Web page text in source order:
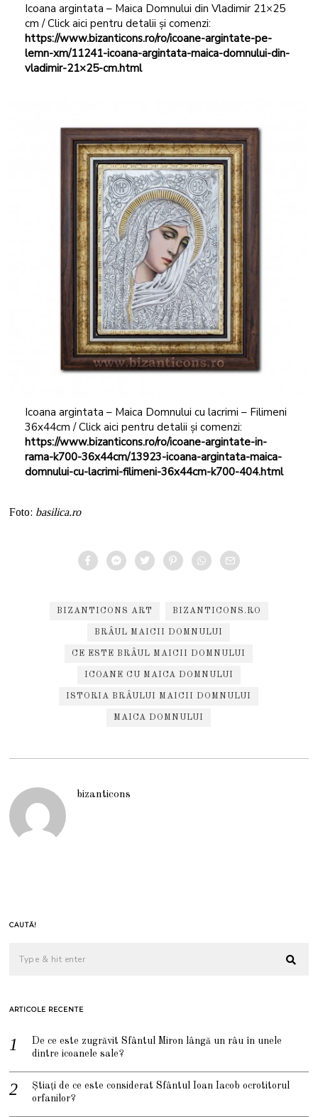
Icoana argintata – Maica Domnului din Vladimir 21×25
cm / Click aici pentru detalii și comenzi:
https://www.bizanticons.ro/ro/icoane-argintate-pe-
lemn-xm/11241-icoana-argintata-maica-domnului-din-
vladimir-21×25-cm.html
Icoana argintata – Maica Domnului cu lacrimi – Filimeni
36x44cm / Click aici pentru detalii și comenzi:
https://www.bizanticons.ro/ro/icoane-argintate-in-
rama-k700-36x44cm/13923-icoana-argintata-maica-
domnului-cu-lacrimi-filimeni-36x44cm-k700-404.html
Foto: basilica.ro
BIZANTICONS ART BIZANTICONS.RO
BRÂUL MAICII DOMNULUI
CE ESTE BRÂUL MAICII DOMNULUI
ICOANE CU MAICA DOMNULUI
ISTORIA BRÂULUI MAICII DOMNULUI
MAICA DOMNULUI
bizanticons
CAUTĂ!
ARTICOLE RECENTE
De ce este zugrăvit Sfântul Miron lângă un râu în unele
dintre icoanele sale?
Știați de ce este considerat Sfântul Ioan Iacob ocrotitorul
orfanilor?